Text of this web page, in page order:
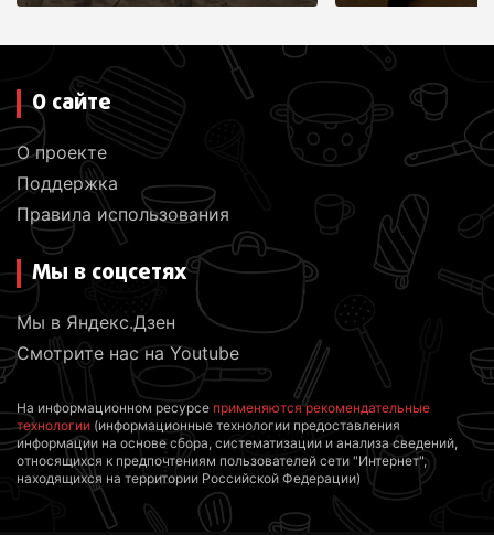
О сайте
О проекте
Поддержка
Правила использования
Мы в соцсетях
Мы в Яндекс.Дзен
Смотрите нас на Youtube
На информационном ресурсе применяются рекомендательные
технологии (информационные технологии предоставления
информации на основе сбора, систематизации и анализа сведений,
относящихся к предпочтениям пользователей сети "Интернет",
находящихся на территории Российской Федерации)